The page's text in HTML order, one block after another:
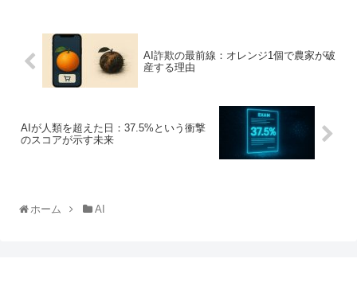
AI詐欺の最前線：オレンジ1個で農家が破
産する理由
AIが人類を超えた日：37.5%という衝撃
のスコアが示す未来
ホーム AI